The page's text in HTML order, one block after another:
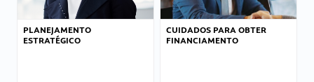
PLANEJAMENTO
ESTRATÉGICO
CUIDADOS PARA OBTER
FINANCIAMENTO